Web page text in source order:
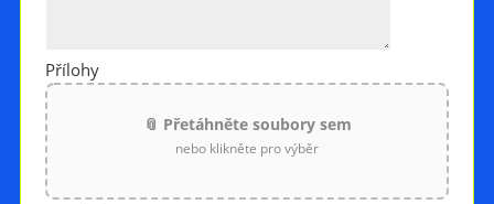
Přílohy
📎 Přetáhněte soubory sem
nebo klikněte pro výběr